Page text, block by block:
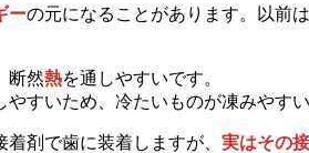
ーの元になることがあります。以前
断然熱を通しやすいです。
すいため、冷たいものが凍みやすい
剤で歯に装着しますが、 実はその